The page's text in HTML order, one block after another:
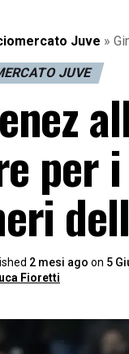
Juve »
JUVE
per
2 mesi ago on 5
Fioretti